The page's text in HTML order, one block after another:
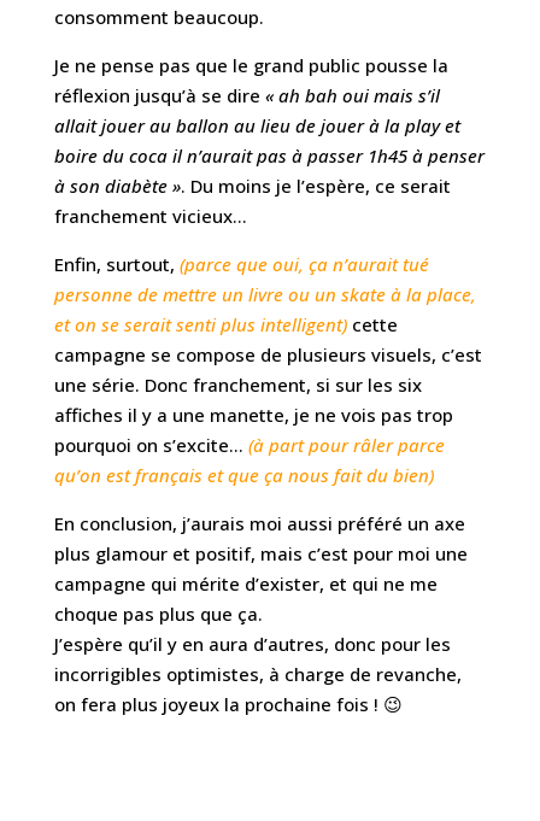
consomment beaucoup.
Je ne pense pas que le grand public pousse la
réflexion jusqu’à se dire « ah bah oui mais s’il
allait jouer au ballon au lieu de jouer à la play et
boire du coca il n’aurait pas à passer 1h45 à penser
à son diabète ». Du moins je l’espère, ce serait
franchement vicieux…
Enfin, surtout, (parce que oui, ça n’aurait tué
personne de mettre un livre ou un skate à la place,
et on se serait senti plus intelligent)cette
campagne se compose de plusieurs visuels, c’est
une série. Donc franchement, si sur les six
affiches il y a une manette, je ne vois pas trop
pourquoi on s’excite… (à part pour râler parce
qu’on est français et que ça nous fait du bien)
En conclusion, j’aurais moi aussi préféré un axe
plus glamour et positif, mais c’est pour moi une
campagne qui mérite d’exister, et qui ne me
choque pas plus que ça.
J’espère qu’il y en aura d’autres, donc pour les
incorrigibles optimistes, à charge de revanche,
on fera plus joyeux la prochaine fois ! 😉